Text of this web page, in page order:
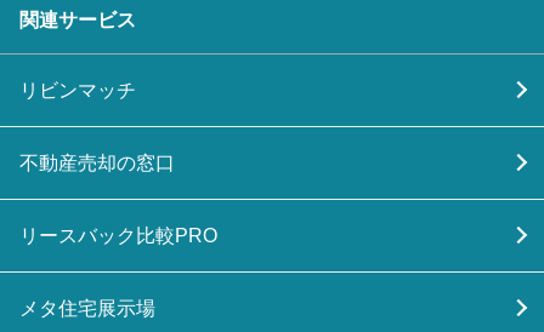
関連サービス
リビンマッチ
不動産売却の窓口
リースバック比較PRO
メタ住宅展示場